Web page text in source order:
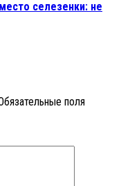
селезенки: не
поля